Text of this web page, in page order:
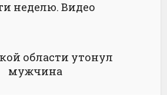
неделю. Видео
области утонул
мужчина